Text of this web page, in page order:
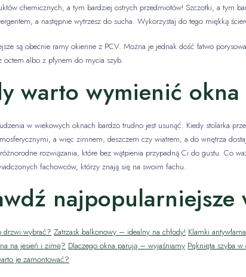
chemicznych, a tym bardziej ostrych przedmiotów! Szczotki, a tym
a następnie wytrzesz do sucha. Wykorzystaj do tego miękką
są obecnie ramy okienne z PCV. Można je jednak dość łatwo
octem albo z płynem do mycia szyb.
warto wymienić
w wiekowych oknach bardzo trudno jest usunąć. Kiedy stolarka
a więc zimnem, deszczem czy wiatrem, a do wnętrza
rozwiązania, które bez wątpienia przypadną Ci do gustu. Co
fachowców, którzy znają się na swoim fachu.
drzwi wybrać? Zatrzask balkonowy – idealny na chłody! Klamki
na jesień i zimę? Dlaczego okna parują – wyjaśniamy Pęknięta szyba
je zamontować?